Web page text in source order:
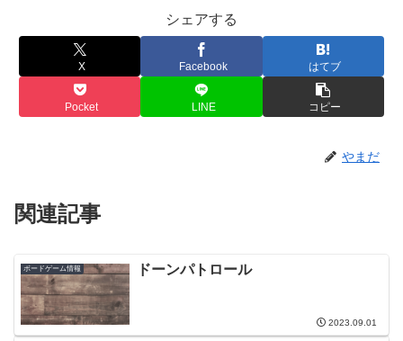
シェアする
X Facebook はてブ
Pocket LINE コピー
やまだ
関連記事
ボードゲーム情報 ドーンパトロール
2023.09.01